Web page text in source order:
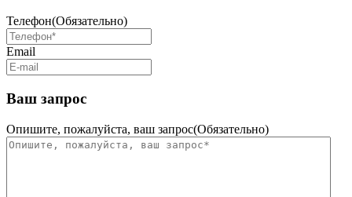
Телефон(Обязательно)
Email
Ваш запрос
Опишите, пожалуйста, ваш запрос(Обязательно)